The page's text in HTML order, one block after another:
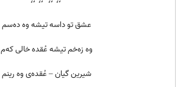
عشق تو داسه تیشه وه ده‌سم
وه زه‌خم تیشه عُقده خالی که‌م
شیرین گیان – عُقده‌ی وه رینم